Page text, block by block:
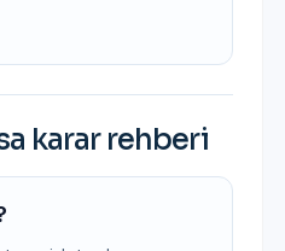
karar rehberi